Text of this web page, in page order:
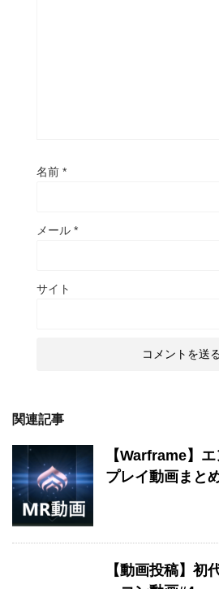
名前 *
メール *
サイト
関連記事
【Warframe】
プレイ動画まと
【動画投稿】初